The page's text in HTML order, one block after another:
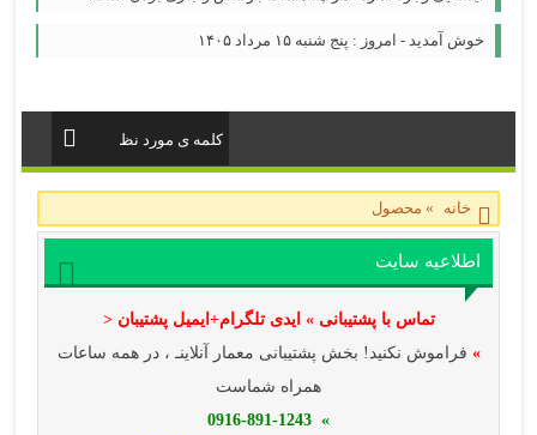
خوش آمدید - امروز : پنج شنبه ۱۵ مرداد ۱۴۰۵
خانه » محصول
اطلاعیه سایت
تماس با پشتیبانی » ایدی تلگرام+ایمیل پشتیبان <
» فراموش نکنید! بخش پشتیبانی معمار آنلاینـ ، در همه ساعات
همراه شماست
» 0916-891-1243